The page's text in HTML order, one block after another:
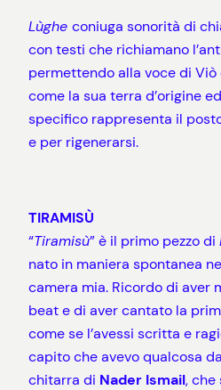
Lùghe coniuga sonorità di
con testi che richiamano
permettendo alla voce di
come la sua terra d’origine
specifico rappresenta il
e per rigenerarsi.
TIRAMISÙ
“Tiramisù” è il primo pezzo di
nato in maniera spontanea
camera mia. Ricordo di aver
beat e di aver cantato la
come se l’avessi scritta e
capito che avevo qualcosa
chitarra di Nader Ismail, che